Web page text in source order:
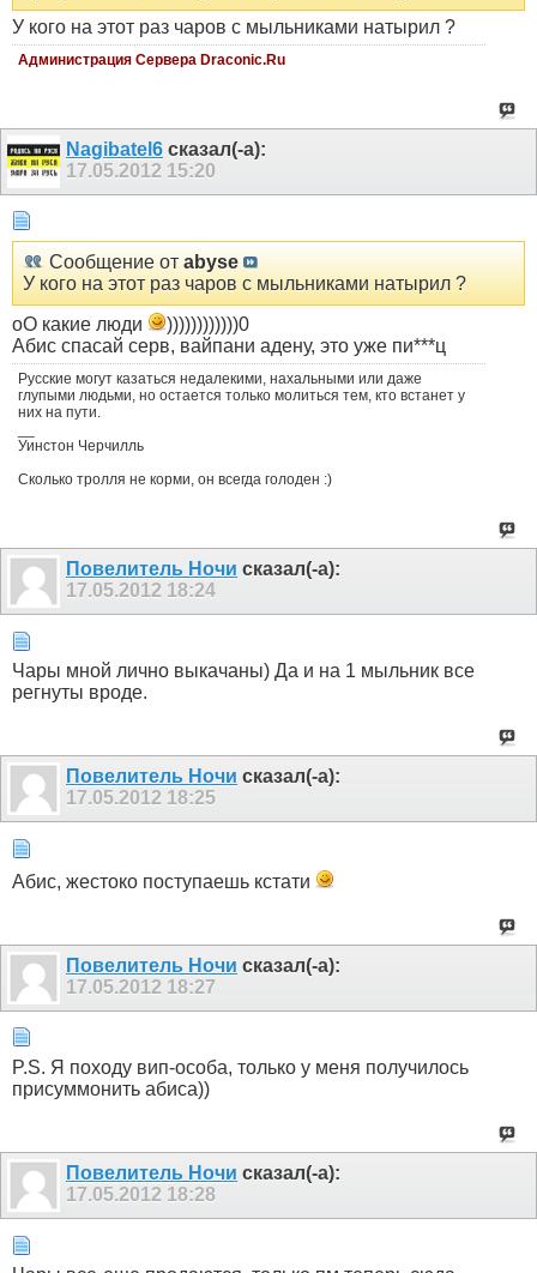
У кого на этот раз чаров с мыльниками натырил ?
Администрация Сервера Draconic.Ru
Nagibatel6 сказал(-а):
17.05.2012 15:20
Сообщение от abyse
У кого на этот раз чаров с мыльниками натырил ?
оО какие люди
))))))))))))0
Абис спасай серв, вайпани адену, это уже пи***ц
Русские могут казаться недалекими, нахальными или даже
глупыми людьми, но остается только молиться тем, кто встанет у
них на пути.
Уинстон Черчилль
Сколько тролля не корми, он всегда голоден :)
Пoвелитель Ночи сказал(-а):
17.05.2012 18:24
Чары мной лично выкачаны) Да и на 1 мыльник все
регнуты вроде.
Пoвелитель Ночи сказал(-а):
17.05.2012 18:25
Абис, жестоко поступаешь кстати
Пoвелитель Ночи сказал(-а):
17.05.2012 18:27
P.S. Я походу вип-особа, только у меня получилось
присуммонить абиса))
Пoвелитель Ночи сказал(-а):
17.05.2012 18:28